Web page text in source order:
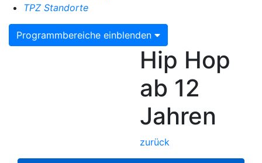
TPZ Standorte
Programmbereiche einblenden
Hip Hop
ab 12
Jahren
zurück